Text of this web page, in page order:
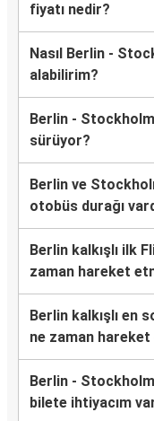
fiyatı nedir?
Nasıl Berlin -
alabilirim?
Berlin -
sürüyor?
Berlin ve
otobüs durağı
Berlin kalkışlı ilk
zaman hareket
Berlin kalkışlı en
ne zaman
Berlin -
bilete ihtiyacım